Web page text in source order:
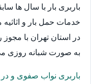
باربری بار با سال ها
خدمات حمل بار و اثاثیه
در استان تهران با مجوز
به صورت شبانه روزی
باربری نواب صفوی و